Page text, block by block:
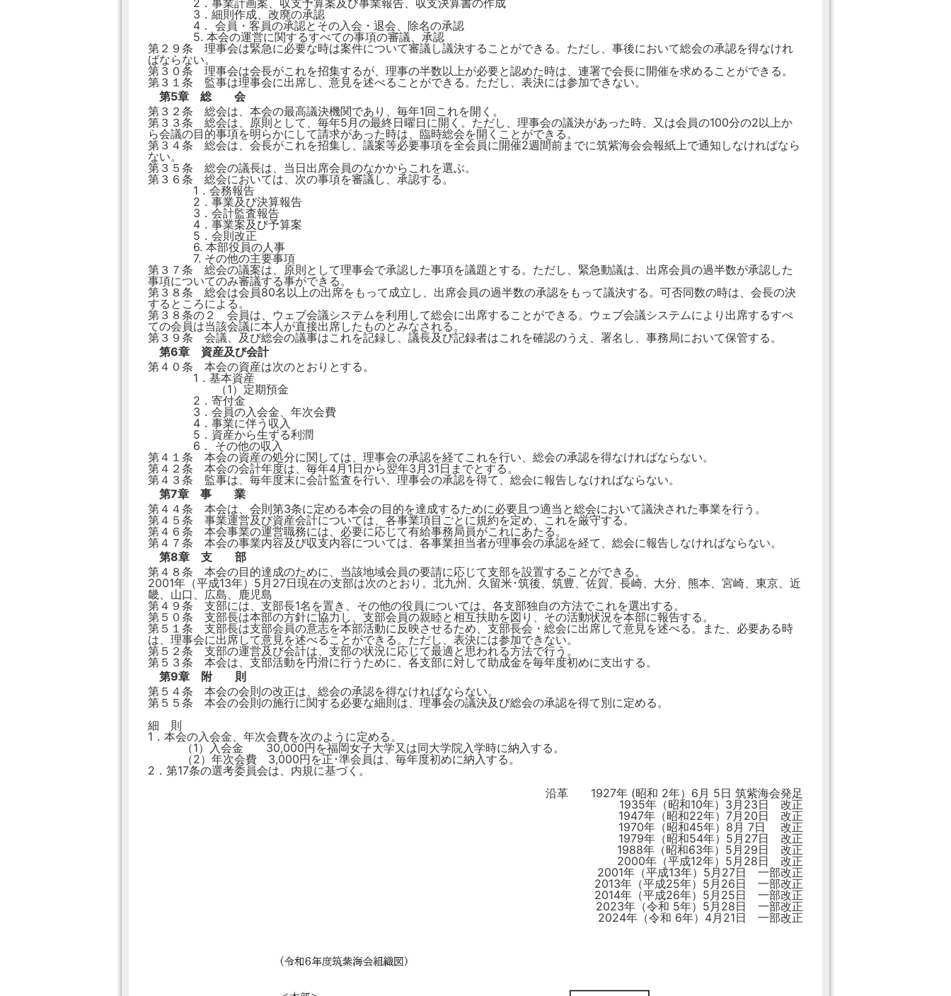
2．事業計画案、収支予算案及び事業報告、収支決算書の作成
3．細則作成、改廃の承認
4． 会員・客員の承認とその入会・退会、除名の承認
5. 本会の運営に関するすべての事項の審議、承認
第２９条 理事会は緊急に必要な時は案件について審議し議決することができる。ただし、事後において総会の承認を得なけれ
ばならない。
第３０条 理事会は会長がこれを招集するが、理事の半数以上が必要と認めた時は、連署で会長に開催を求めることができる。
第３１条 監事は理事会に出席し、意見を述べることができる。ただし、表決には参加できない。
第5章 総 会
第３２条 総会は、本会の最高議決機関であり、毎年1回これを開く。
第３３条 総会は、原則として、毎年5月の最終日曜日に開く。ただし、理事会の議決があった時、又は会員の100分の2以上か
ら会議の目的事項を明らかにして請求があった時は、臨時総会を開くことができる。
第３４条 総会は、会長がこれを招集し、議案等必要事項を全会員に開催2週間前までに筑紫海会会報紙上で通知しなければなら
ない。
第３５条 総会の議長は、当日出席会員のなかからこれを選ぶ。
第３６条 総会においては、次の事項を審議し、承認する。
1．会務報告
2．事業及び決算報告
3．会計監査報告
4．事業案及び予算案
5．会則改正
6. 本部役員の人事
7. その他の主要事項
第３７条 総会の議案は、原則として理事会で承認した事項を議題とする。ただし、緊急動議は、出席会員の過半数が承認した
事項についてのみ審議する事ができる。
第３８条 総会は会員80名以上の出席をもって成立し、出席会員の過半数の承認をもって議決する。可否同数の時は、会長の決
するところによる。
第３８条の２ 会員は、ウェブ会議システムを利用して総会に出席することができる。ウェブ会議システムにより出席するすべ
ての会員は当該会議に本人が直接出席したものとみなされる。
第３９条 会議、及び総会の議事はこれを記録し、議長及び記録者はこれを確認のうえ、署名し、事務局において保管する。
第6章 資産及び会計
第４０条 本会の資産は次のとおりとする。
1．基本資産
（1）定期預金
2．寄付金
3．会員の入会金、年次会費
4．事業に伴う収入
5．資産から生ずる利潤
6． その他の収入
第４１条 本会の資産の処分に関しては、理事会の承認を経てこれを行い、総会の承認を得なければならない。
第４２条 本会の会計年度は、毎年4月1日から翌年3月31日までとする。
第４３条 監事は、毎年度末に会計監査を行い、理事会の承認を得て、総会に報告しなければならない。
第7章 事 業
第４４条 本会は、会則第3条に定める本会の目的を達成するために必要且つ適当と総会において議決された事業を行う。
第４５条 事業運営及び資産会計については、各事業項目ごとに規約を定め、これを厳守する。
第４６条 本会事業の運営職務には、必要に応じて有給事務局員がこれにあたる。
第４７条 本会の事業内容及び収支内容については、各事業担当者が理事会の承認を経て、総会に報告しなければならない。
第8章 支 部
第４８条 本会の目的達成のために、当該地域会員の要請に応じて支部を設置することができる。
2001年（平成13年）5月27日現在の支部は次のとおり。北九州、久留米･筑後、筑豊、佐賀、長崎、大分、熊本、宮崎、東京、近
畿、山口、広島、鹿児島
第４９条 支部には、支部長1名を置き、その他の役員については、各支部独自の方法でこれを選出する。
第５０条 支部長は本部の方針に協力し、支部会員の親睦と相互扶助を図り、その活動状況を本部に報告する。
第５１条 支部長は支部会員の意志を本部活動に反映させるため、支部長会・総会に出席して意見を述べる。また、必要ある時
は、理事会に出席して意見を述べることができる。ただし、表決には参加できない。
第５２条 支部の運営及び会計は、支部の状況に応じて最適と思われる方法で行う。
第５３条 本会は、支部活動を円滑に行うために、各支部に対して助成金を毎年度初めに支出する。
第9章 附 則
第５４条 本会の会則の改正は、総会の承認を得なければならない。
第５５条 本会の会則の施行に関する必要な細則は、理事会の議決及び総会の承認を得て別に定める。
細 則
1．本会の入会金、年次会費を次のように定める。
（1）入会金 30,000円を福岡女子大学又は同大学院入学時に納入する。
（2）年次会費 3,000円を正･準会員は、毎年度初めに納入する。
2．第17条の選考委員会は、内規に基づく。
沿革 1927年 (昭和 2年）6月 5日 筑紫海会発足
1935年（昭和10年）3月23日 改正
1947年（昭和22年）7月20日 改正
1970年（昭和45年）8月 7日 改正
1979年（昭和54年）5月27日 改正
1988年（昭和63年）5月29日 改正
2000年（平成12年）5月28日 改正
2001年（平成13年）5月27日 一部改正
2013年（平成25年）5月26日 一部改正
2014年（平成26年）5月25日 一部改正
2023年（令和 5年）5月28日 一部改正
2024年（令和 6年）4月21日 一部改正